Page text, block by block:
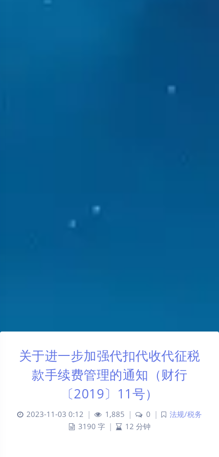
关于进一步加强代扣代收代征税
款手续费管理的通知（财行
〔2019〕11号）
2023-11-03 0:12 1,885 0
法规/税务
3190 字
12 分钟